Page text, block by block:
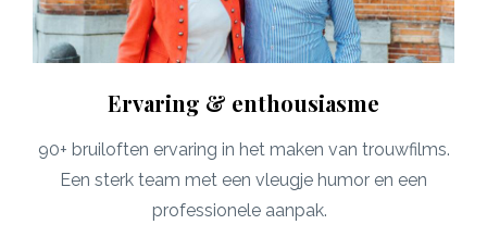
Ervaring & enthousiasme
90+ bruiloften ervaring in het maken van trouwfilms.
Een sterk team met een vleugje humor en een
professionele aanpak.